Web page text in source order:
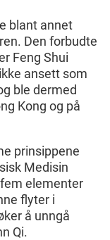
blant annet
Den forbudte
Feng Shui
ansett som
ble dermed
Kong og på
prinsippene
Medisin
elementer
flyter i
å unngå
Qi.